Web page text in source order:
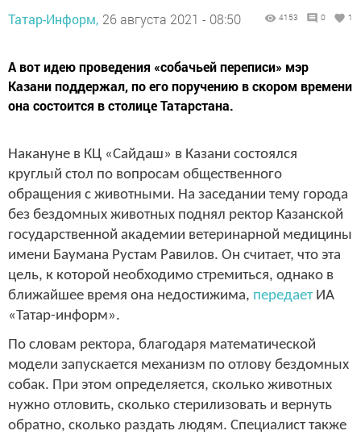
Татар-Информ, 26 августа 2021 - 08:50 4153 0 1
А вот идею проведения «собачьей переписи» мэр
Казани поддержал, по его поручению в скором времени
она состоится в столице Татарстана.
Накануне в КЦ «Сайдаш» в Казани состоялся
круглый стол по вопросам общественного
обращения с животными. На заседании тему города
без бездомных животных поднял ректор Казанской
государственной академии ветеринарной медицины
имени Баумана Рустам Равилов. Он считает, что эта
цель, к которой необходимо стремиться, однако в
ближайшее время она недостижима, передаетИА
«Татар-информ».
По словам ректора, благодаря математической
модели запускается механизм по отлову бездомных
собак. При этом определяется, сколько животных
нужно отловить, сколько стерилизовать и вернуть
обратно, сколько раздать людям. Специалист также